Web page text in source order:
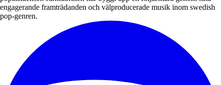
engagerande framträdanden och välproducerade musik inom swedish
pop-genren.